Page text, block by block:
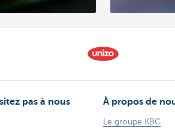
pas à nous
À propos de
Le groupe KBC